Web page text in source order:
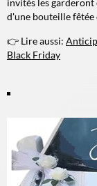
d'une bouteille fêtée
👉 Lire aussi:
Black Friday